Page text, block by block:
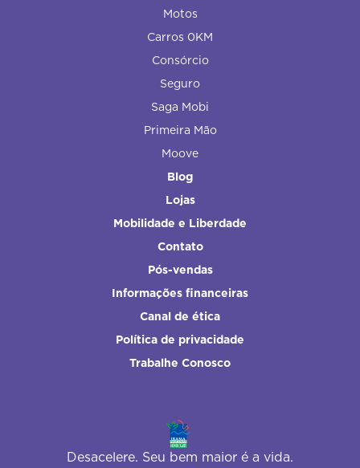
Motos
Carros 0KM
Consórcio
Seguro
Saga Mobi
Primeira Mão
Moove
Blog
Lojas
Mobilidade e Liberdade
Contato
Pós-vendas
Informações financeiras
Canal de ética
Política de privacidade
Trabalhe Conosco
Desacelere. Seu bem maior é a vida.